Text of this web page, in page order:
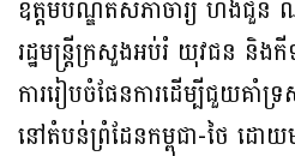
ឧត្តមបណ្ឌិតសភាចារ្យ ហង់ជួន ណ
រដ្ឋមន្រ្តីក្រសួងអប់រំ យុវជន និង
ការរៀបចំផែនការដើម្បីជួយគាំ
នៅតំបន់ព្រំដែនកម្ពុជា-ថៃ ដ